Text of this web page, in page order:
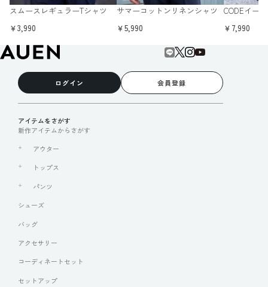
スムースレギュラーTシャツ
￥3,990
サマーコットンリネンシャツ
￥5,990
CODEイー
￥7,990
ログイン 会員登録
アイテムをさがす
新作アイテムからさがす
アウター
トップス
パンツ
シューズ
バッグ
アクセサリー
コーディネートセット
セットアップ